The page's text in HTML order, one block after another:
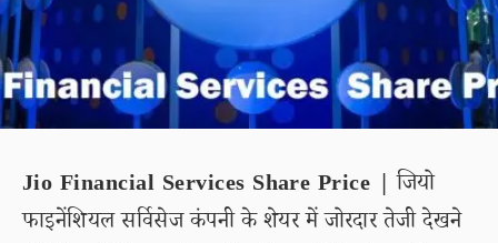
Jio Financial Services Share Price | जियो
फाइनेंशियल सर्विसेज कंपनी के शेयर में जोरदार तेजी देखने